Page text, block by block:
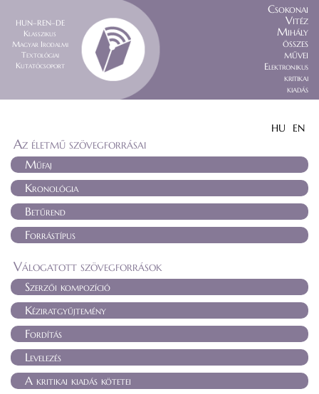
HUN–REN–DE
Klasszikus
Magyar Irodalmi
Textológiai
Kutatócsoport
Csokonai
Vitéz
Mihály
összes
művei
Elektronikus
kritikai
kiadás
HU EN
Az életmű szövegforrásai
Műfaj
Kronológia
Betűrend
Forrástípus
Válogatott szövegforrások
Szerzői kompozíció
Kéziratgyűjtemény
Fordítás
Levelezés
A kritikai kiadás kötetei